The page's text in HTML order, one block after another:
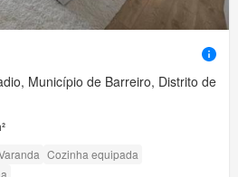
Município de Barreiro, Distrito de
Cozinha equipada